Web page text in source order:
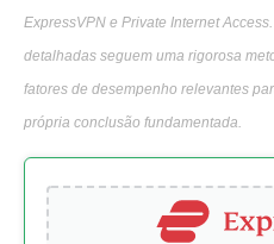
ExpressVPN e Private Internet
detalhadas seguem uma rigorosa
fatores de desempenho relevantes
própria conclusão fundamentada.